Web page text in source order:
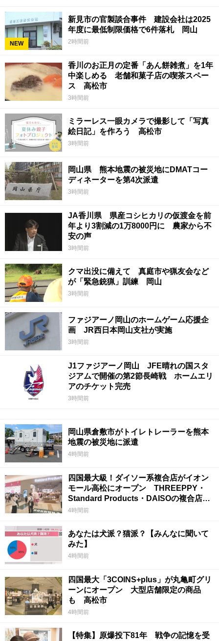
NEW
新見市の官製談合事件 建設会社は2025
年度に最低制限価格で6件落札 岡山
2時間前
香川のお正月の定番「あん餅雑煮」を1年
中楽しめる 老舗和菓子店の喫茶スペー
ス 高松市
3時間前
ミラーレス一眼カメラで撮影して「写真
絵日記」を作ろう 高松市
3時間前
岡山県 熊本地震の被災地にDMATコー
ディネーターを第4次派遣
3時間前
JA香川県 県産コシヒカリの仮渡金を前
年より3割減の1万8000円に 農家から不
安の声
3時間前
クマ出没に備えて 真庭市や猟友会など
が「緊急銃猟」訓練 岡山
3時間前
ファジアーノ岡山のホームゲーム応援企
画 JR西日本岡山支社が実施
3時間前
J1ファジアーノ岡山 JFE晴れの国スタ
ジアムで開催の第2節長崎戦 ホームエリ
アのチケット完売
3時間前
岡山県倉敷市がトイレトレーラーを熊本
地震の被災地に派遣
4時間前
四国最大級！ダイソー系複合店がイオン
モール高松にオープン THREEPPY・
Standard Products・DAISOの複合店は
香川県初
4時間前
あなたは犬派？猫派？【みんなに聞いて
みた】
4時間前
四国最大「3COINS+plus」が丸亀町グリ
ーンにオープン 大型店舗限定の商品
も 高松市
4時間前
【特集】原爆投下81年 戦争の記憶を受